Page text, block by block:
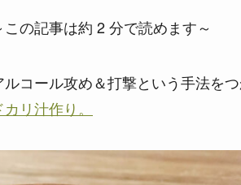
この記事は約 2 分で読めます～
コール攻め＆打撃という手法を
リ汁作り。